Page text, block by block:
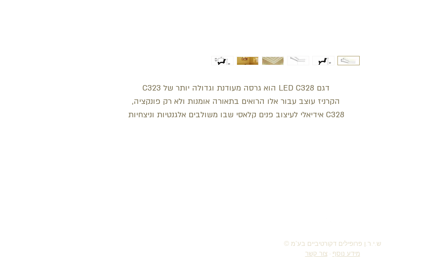
דגם LED C328 הוא גרסה מעודנת וגדולה יותר של C323
הקרניז עוצב עבור אלו הרואים בתאורה אומנות ולא רק פונקציה,
C328 אידיאלי לעיצוב פנים קלאסי שבו משולבים אלגנטיות וניצחיות
© ש.י.ר.ן פרופילים דקורטיביים בע"מ
מידע נוסף -צור קשר